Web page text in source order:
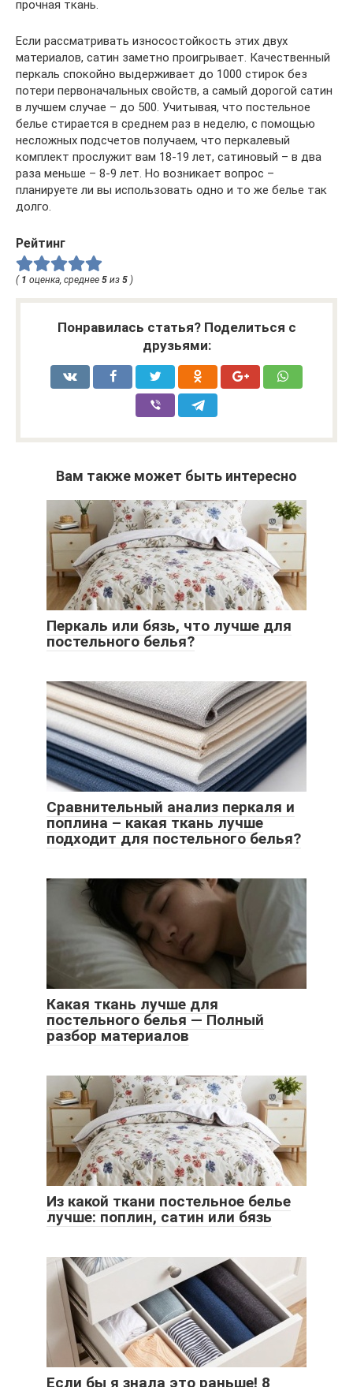
прочная ткань.
Если рассматривать износостойкость этих двух
материалов, сатин заметно проигрывает. Качественный
перкаль спокойно выдерживает до 1000 стирок без
потери первоначальных свойств, а самый дорогой сатин
в лучшем случае – до 500. Учитывая, что постельное
белье стирается в среднем раз в неделю, с помощью
несложных подсчетов получаем, что перкалевый
комплект прослужит вам 18-19 лет, сатиновый – в два
раза меньше – 8-9 лет. Но возникает вопрос –
планируете ли вы использовать одно и то же белье так
долго.
Рейтинг
( 1 оценка, среднее 5 из 5 )
Понравилась статья? Поделиться с
друзьями:
Вам также может быть интересно
Перкаль или бязь, что лучше для
постельного белья?
Сравнительный анализ перкаля и
поплина – какая ткань лучше
подходит для постельного белья?
Какая ткань лучше для
постельного белья — Полный
разбор материалов
Из какой ткани постельное белье
лучше: поплин, сатин или бязь
Если бы я знала это раньше! 8